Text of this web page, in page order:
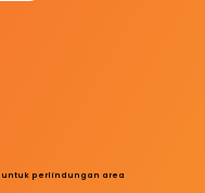
perlindungan area